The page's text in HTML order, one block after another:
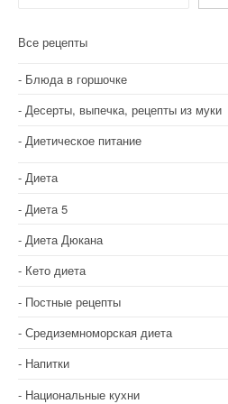
и
я
п
о
з
а
п
и
с
я
м
Все рецепты
Блюда в горшочке
Десерты, выпечка, рецепты из муки
Диетическое питание
Диета
Диета 5
Диета Дюкана
Кето диета
Постные рецепты
Средиземноморская диета
Напитки
Национальные кухни